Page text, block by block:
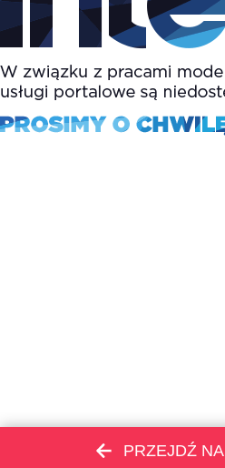
PRZEJDŹ NA